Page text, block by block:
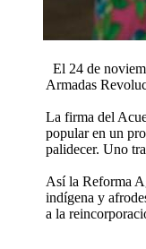
El 24 de
Armadas
La firma del
popular en un
palidecer. Uno
Así la Reforma
indígena y
a la